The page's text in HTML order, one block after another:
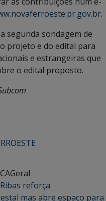
.
segunda sondagem de
projeto e do edital para
e estrangeiras que
o edital proposto.
Geral
reforça
mas abre espaço para